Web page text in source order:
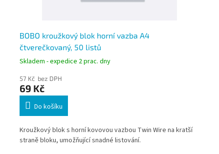
BOBO kroužkový blok horní vazba A4
čtverečkovaný, 50 listů
Skladem - expedice 2 prac. dny
57 Kč bez DPH
69 Kč
Do košíku
Kroužkový blok s horní kovovou vazbou Twin Wire na kratší
straně bloku, umožňující snadné listování.